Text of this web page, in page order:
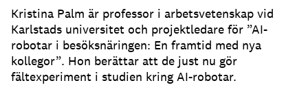
Kristina Palm är professor i arbetsvetenskap vid
Karlstads universitet och projektledare för ”AI-
robotar i besöksnäringen: En framtid med nya
kollegor”. Hon berättar att de just nu gör
fältexperiment i studien kring AI-robotar.